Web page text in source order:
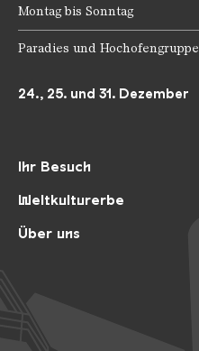
Ihr Besuch
Weltkulturerbe
Über uns
Montag bis Sonntag
Paradies und Hochofengruppe
24., 25. und 31. Dezember